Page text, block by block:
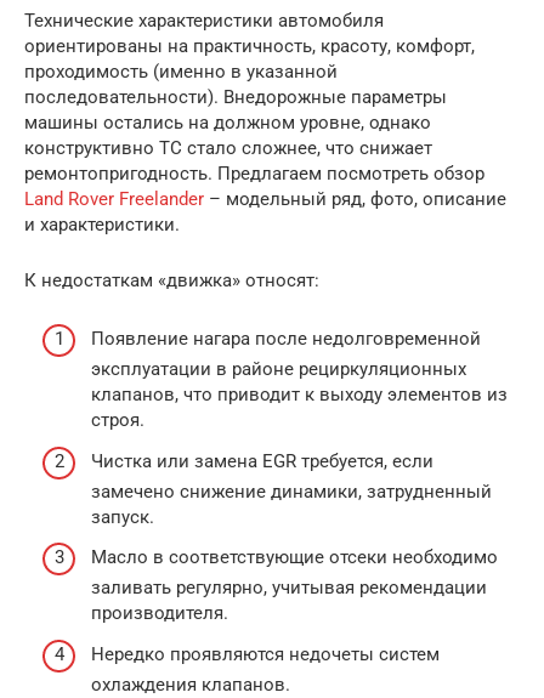
Технические характеристики автомобиля
ориентированы на практичность, красоту, комфорт,
проходимость (именно в указанной
последовательности). Внедорожные параметры
машины остались на должном уровне, однако
конструктивно ТС стало сложнее, что снижает
ремонтопригодность. Предлагаем посмотреть обзор
Land Rover Freelander – модельный ряд, фото, описание
и характеристики.
К недостаткам «движка» относят:
Появление нагара после недолговременной
эксплуатации в районе рециркуляционных
клапанов, что приводит к выходу элементов из
строя.
Чистка или замена EGR требуется, если
замечено снижение динамики, затрудненный
запуск.
Масло в соответствующие отсеки необходимо
заливать регулярно, учитывая рекомендации
производителя.
Нередко проявляются недочеты систем
охлаждения клапанов.